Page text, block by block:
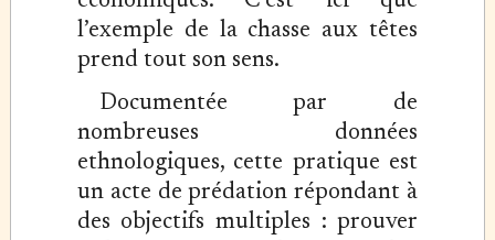
l’exemple de la chasse aux têtes
prend tout son sens.
Documentée par de
nombreuses données
ethnologiques, cette pratique est
un acte de prédation répondant à
des objectifs multiples : prouver